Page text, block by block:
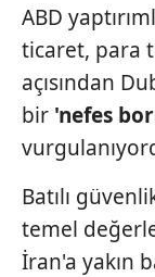
ABD
ticaret, para
açısından
bir 'nefes
Batılı
temel
İran'a yakın